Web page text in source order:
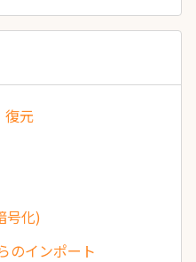
復元
号化)
インポート